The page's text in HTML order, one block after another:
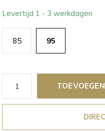
Levertijd 1 - 3 werkdagen
85 95